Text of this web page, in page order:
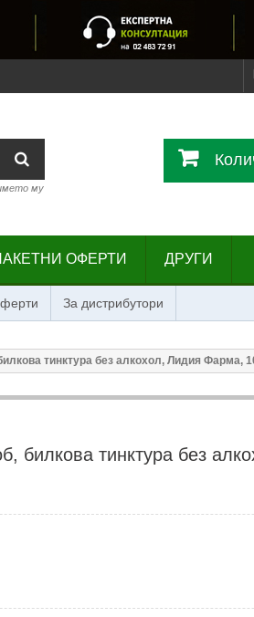
му
ОФЕРТИ ДРУГИ
За дистрибутори
тинктура без алкохол, Лидия Фарма,
билкова тинктура без